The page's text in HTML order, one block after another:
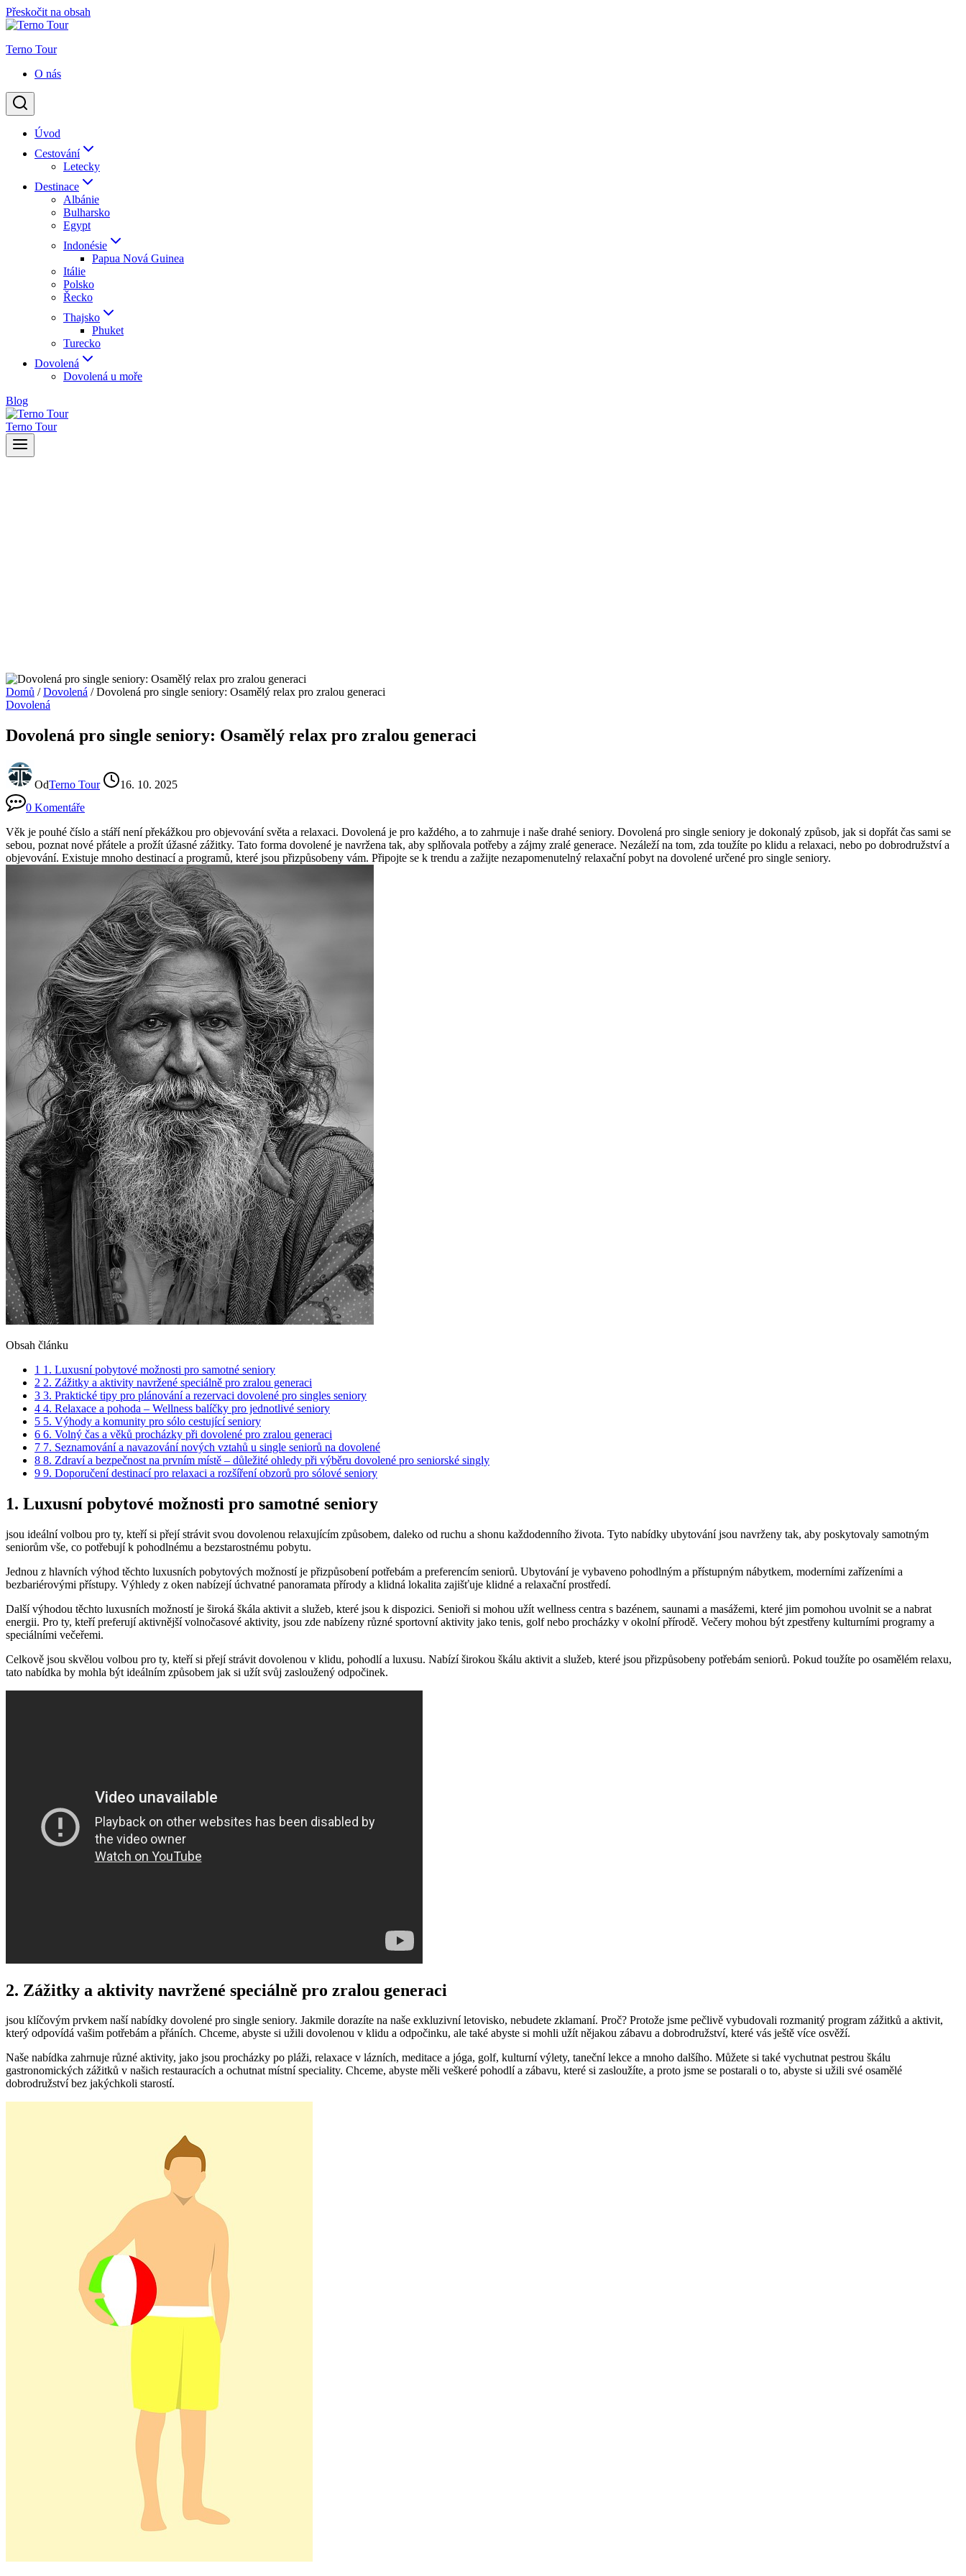
Přeskočit na obsah
Terno Tour
O nás
Úvod
Cestování
Letecky
Destinace
Albánie
Bulharsko
Egypt
Indonésie
Papua Nová Guinea
Itálie
Polsko
Řecko
Thajsko
Phuket
Turecko
Dovolená
Dovolená u moře
Blog
Terno Tour
Domů / Dovolená / Dovolená pro single seniory: Osamělý relax pro zralou generaci
Dovolená
Dovolená pro single seniory: Osamělý relax pro zralou generaci
OdTerno Tour
16. 10. 2025
0 Komentáře
Věk je pouhé číslo a ⁤stáří není překážkou pro objevování⁢ světa a‍ relaxaci. Dovolená je ⁣pro každého, a to zahrnuje i ⁤naše drahé seniory. Dovolená pro single seniory je dokonalý způsob, ⁣jak si dopřát čas sami se⁢
sebou, poznat nové přátele a prožít⁤ úžasné zážitky. Tato forma dovolené je navržena tak, ⁢aby splňovala potřeby a zájmy zralé generace. Nezáleží na tom, zda ⁤toužíte po‌ klidu a relaxaci, nebo po ⁤dobrodružství a
objevování. Existuje mnoho destinací a programů, které jsou⁣ přizpůsobeny vám. Připojte ‍se k trendu a zažijte nezapomenutelný relaxační pobyt na dovolené určené pro single ⁢seniory.
Obsah článku
1 1. Luxusní pobytové možnosti pro samotné seniory
2 2. Zážitky a aktivity navržené speciálně pro zralou generaci
3 3. Praktické tipy pro ⁤plánování a rezervaci dovolené pro singles ‌seniory
4 4. Relaxace‍ a pohoda – Wellness balíčky pro jednotlivé seniory
5 5. Výhody a komunity pro sólo cestující seniory
6 6. Volný čas a věků procházky při dovolené​ pro zralou generaci
7 7. Seznamování a navazování nových vztahů u single ⁢seniorů na ⁣dovolené
8 8. Zdraví a ⁣bezpečnost ‍na⁤ prvním místě – důležité ohledy⁢ při výběru dovolené​ pro seniorské singly
9 9. Doporučení destinací⁣ pro relaxaci a ⁢rozšíření obzorů pro ⁤sólové seniory
1. Luxusní pobytové možnosti pro samotné seniory
jsou ideální volbou pro ty, kteří si přejí strávit⁢ svou dovolenou relaxujícím způsobem, ⁣daleko ⁢od ruchu a shonu‍ každodenního života. Tyto ⁣nabídky ubytování jsou navrženy tak, aby poskytovaly ⁣samotným
seniorům vše,⁤ co potřebují k pohodlnému a bezstarostnému pobytu.
Jednou z hlavních výhod těchto⁣ luxusních pobytových možností⁤ je přizpůsobení potřebám a preferencím seniorů.​ Ubytování je vybaveno pohodlným a‍ přístupným nábytkem, moderními zařízeními a
bezbariérovými přístupy. Výhledy z ⁢oken ⁣nabízejí úchvatné panoramata ‍přírody a ​klidná lokalita zajišťuje klidné a relaxační prostředí.
Další výhodou těchto luxusních ‍možností je ​široká škála aktivit a služeb, které jsou k⁢ dispozici. Senioři si mohou užít wellness centra s bazénem,‍ saunami a masážemi, které jim pomohou ⁤uvolnit ‍se a nabrat
energii. Pro ‍ty, kteří preferují aktivnější volnočasové ​aktivity, jsou zde nabízeny ⁤různé sportovní aktivity jako ⁤tenis, golf nebo procházky v okolní přírodě. Večery mohou být zpestřeny kulturními programy a
speciálními večeřemi.
Celkově jsou skvělou volbou⁢ pro⁣ ty, kteří​ si přejí⁤ strávit dovolenou‍ v klidu, pohodlí⁤ a luxusu. Nabízí širokou škálu aktivit​ a služeb, které jsou přizpůsobeny potřebám seniorů. Pokud toužíte po ⁣osamělém relaxu,
tato nabídka by mohla být ideálním způsobem jak si užít svůj zasloužený odpočinek.
2. Zážitky a aktivity navržené speciálně pro zralou generaci
jsou klíčovým prvkem naší nabídky⁢ dovolené⁢ pro single seniory. Jakmile dorazíte na naše exkluzivní‍ letovisko, nebudete zklamaní. Proč? Protože‍ jsme pečlivě vybudovali rozmanitý program zážitků a aktivit,
který odpovídá ‌vašim potřebám a přáních. Chceme,​ abyste si užili‍ dovolenou v klidu a odpočinku, ale také abyste si mohli užít nějakou zábavu a dobrodružství, které vás ještě více osvěží.
Naše nabídka zahrnuje ⁢různé aktivity, jako jsou procházky po ⁤pláži, relaxace⁢ v lázních,​ meditace a jóga, golf, kulturní výlety, ​taneční lekce a mnoho ⁣dalšího. Můžete si také vychutnat ⁢pestrou škálu
gastronomických zážitků v našich restauracích a ochutnat místní speciality. ⁣Chceme, abyste měli veškeré pohodlí a zábavu, které​ si zasloužíte, a proto jsme se postarali o to, abyste si užili své osamělé
dobrodružství bez jakýchkoli starostí.